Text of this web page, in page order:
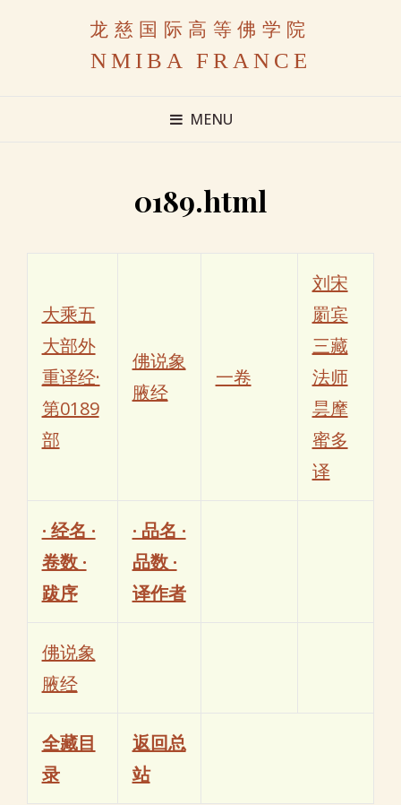
龙慈国际高等佛学院
NMIBA FRANCE
MENU
0189.html
大乘五
大部外
重译经·
第0189
部
佛说象
腋经
一卷
刘宋
罽宾
三藏
法师
昙摩
蜜多
译
· 经名 ·
卷数 ·
跋序
· 品名 ·
品数 ·
译作者
佛说象
腋经
全藏目
录
返回总
站